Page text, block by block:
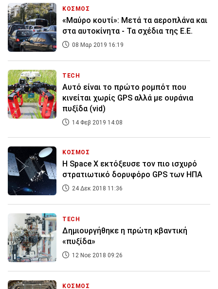
ΚΟΣΜΟΣ
«Μαύρο κουτί»: Μετά τα αεροπλάνα και
στα αυτοκίνητα - Τα σχέδια της Ε.Ε.
08 Μαρ 2019 16:19
TECH
Αυτό είναι το πρώτο ρομπότ που
κινείται χωρίς GPS αλλά με ουράνια
πυξίδα (vid)
14 Φεβ 2019 14:08
ΚΟΣΜΟΣ
Η Space X εκτόξευσε τον πιο ισχυρό
στρατιωτικό δορυφόρο GPS των ΗΠΑ
24 Δεκ 2018 11:36
TECH
Δημιουργήθηκε η πρώτη κβαντική
«πυξίδα»
12 Νοε 2018 09:26
ΚΟΣΜΟΣ